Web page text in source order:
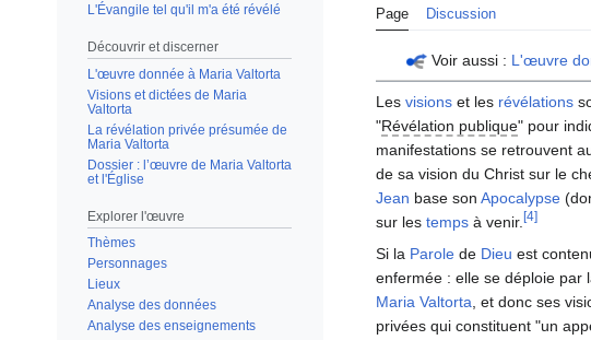
L'Évangile tel qu'il m'a été révélé
Découvrir et discerner
L'œuvre donnée à Maria Valtorta
Visions et dictées de Maria
Valtorta
La révélation privée présumée de
Maria Valtorta
Dossier : l’œuvre de Maria Valtorta
et l'Église
Explorer l'œuvre
Thèmes
Personnages
Lieux
Analyse des données
Analyse des enseignements
Page Discussion
Voir aussi : L'œuvre
Les visions et les révélations
"Révélation publique" pour
manifestations se retrouvent
de sa vision du Christ sur le
Jean base son Apocalypse
sur les temps à venir. [4]
Si la Parole de Dieu est
enfermée : elle se déploie par
Maria Valtorta , et donc ses
privées qui constituent "un